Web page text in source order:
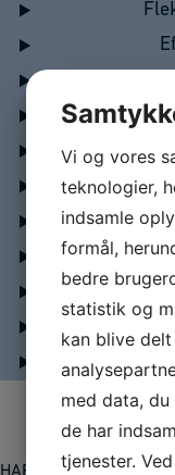
Sådan
HAR VI VÆKKET DIN
Vi og vores
teknologier,
indsamle
formål,
bedre
statistik og
kan blive
med data,
de har
tjenester.